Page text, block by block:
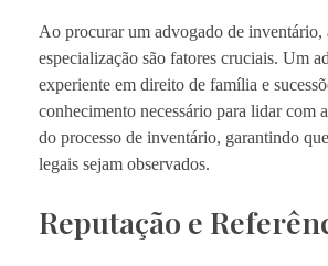
Ao procurar um advogado de inventário,
especialização são fatores cruciais. Um
experiente em direito de família e
conhecimento necessário para lidar com
do processo de inventário, garantindo
legais sejam observados.
Reputação e